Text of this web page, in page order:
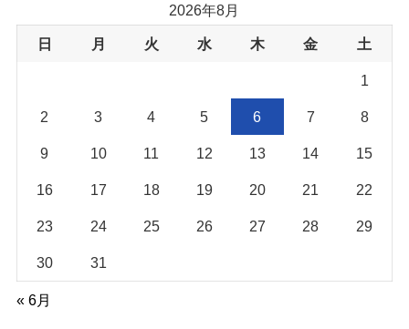
ー
2026年8月
日 月 火 水 木 金 土
1
2 3 4 5 6 7 8
9 10 11 12 13 14 15
16 17 18 19 20 21 22
23 24 25 26 27 28 29
30 31
« 6月